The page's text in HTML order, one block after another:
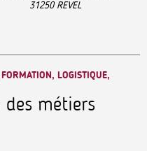
31250 REVEL
LOGISTIQUE,
des métiers